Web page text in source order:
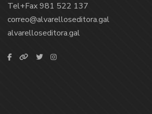
Tel+Fax 981 522 137
correo@alvarelloseditora.gal
alvarelloseditora.gal